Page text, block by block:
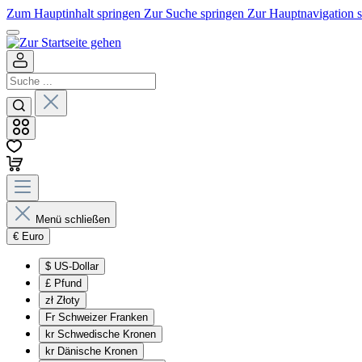
Zum Hauptinhalt springen Zur Suche springen Zur Hauptnavigation
Menü schließen
€ Euro
$ US-Dollar
£ Pfund
zł Złoty
Fr Schweizer Franken
kr Schwedische Kronen
kr Dänische Kronen